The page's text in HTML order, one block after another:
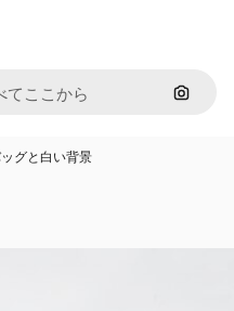
画像で
グと白い背景